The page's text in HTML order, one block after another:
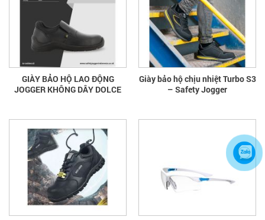
GIÀY BẢO HỘ LAO ĐỘNG
JOGGER KHÔNG DÂY DOLCE
Giày bảo hộ chịu nhiệt Turbo S3
– Safety Jogger